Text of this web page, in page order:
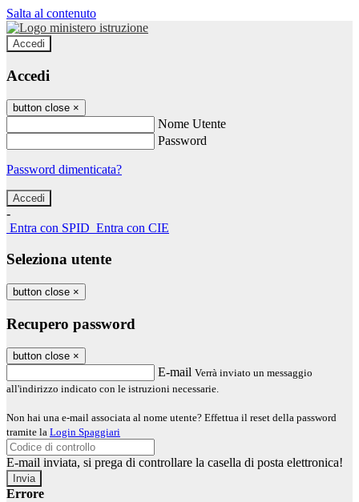
Salta al contenuto
Accedi
Accedi
button close ×
Nome Utente
Password
Password dimenticata?
-
Entra con SPID Entra con CIE
Seleziona utente
button close ×
Recupero password
button close ×
E-mail Verrà inviato un messaggio
all'indirizzo indicato con le istruzioni necessarie.
Non hai una e-mail associata al nome utente? Effettua il reset della password
tramite la Login Spaggiari
E-mail inviata, si prega di controllare la casella di posta elettronica!
Errore